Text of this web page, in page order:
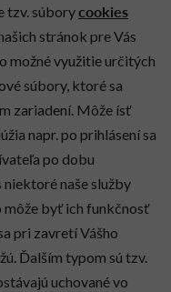
tzv. súborycookies
stránok pre Vás
možné využitie určitých
súbory, ktoré sa
zariadení. Môže ísť
napr. po prihlásení sa
po dobu
naše služby
môže byť ich funkčnosť
pri zavretí Vášho
Ďalším typom sú tzv.
uchované vo